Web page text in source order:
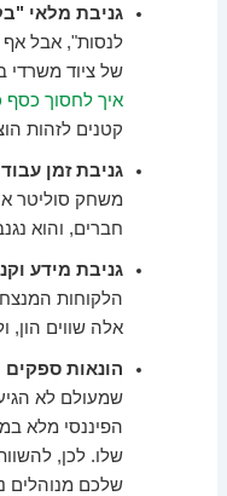
גניבת מלאי
לנסות", אבל
של ציוד משרדי
איך לחסוך כסף
קטנים לזהות
גניבת זמן
משחק סוליטר
חברים, והוא
גניבת מידע
הלקוחות
אלה שווים הון,
הונאות ספקים
שמעולם לא
הפיננסי מלא
שלו. לכן,
שלכם מנוהלים